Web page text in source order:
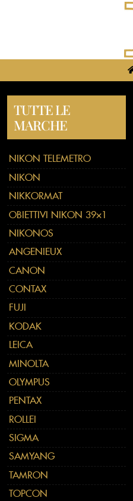
TUTTE LE
MARCHE
NIKON TELEMETRO
NIKON
NIKKORMAT
OBIETTIVI NIKON 39×1
NIKONOS
ANGENIEUX
CANON
CONTAX
FUJI
KODAK
LEICA
MINOLTA
OLYMPUS
PENTAX
ROLLEI
SIGMA
SAMYANG
TAMRON
TOPCON